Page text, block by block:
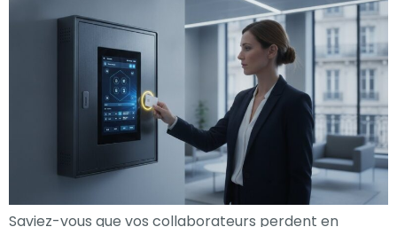
Saviez-vous que vos collaborateurs perdent en
site Web est
Expérience
Afin que notre
aussi bien que
possible lors